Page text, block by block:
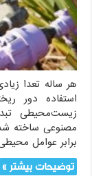
هر ساله تعدا
استفاده دور
زیست‌محیطی
مصنوعی ساخته
برابر عوامل
توضیحات بیشتر »